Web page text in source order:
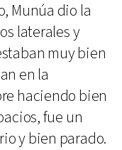
Munúa dio la
laterales y
muy bien
en la
haciendo bien
fue un
y bien parado.